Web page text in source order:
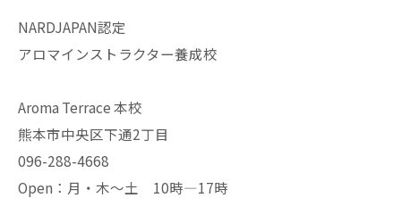
NARDJAPAN認定
アロマインストラクター養成校
Aroma Terrace 本校
熊本市中央区下通2丁目
096-288-4668
Open：月・木〜土 10時—17時